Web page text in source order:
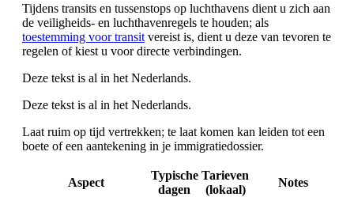
Tijdens transits en tussenstops op luchthavens dient u zich aan
de veiligheids- en luchthavenregels te houden; als
toestemming voor transit vereist is, dient u deze van tevoren te
regelen of kiest u voor directe verbindingen.
Deze tekst is al in het Nederlands.
Deze tekst is al in het Nederlands.
Laat ruim op tijd vertrekken; te laat komen kan leiden tot een
boete of een aantekening in je immigratiedossier.
Aspect
Typische
dagen
Tarieven
(lokaal)
Notes